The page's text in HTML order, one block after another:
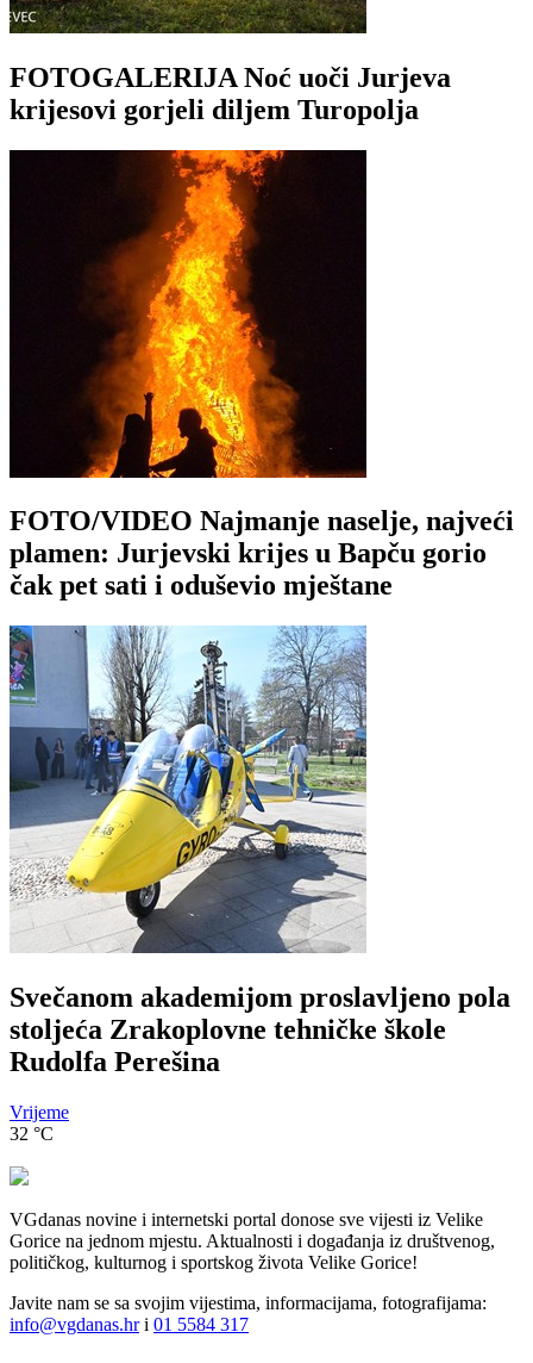
FOTOGALERIJA Noć uoči Jurjeva
krijesovi gorjeli diljem Turopolja
FOTO/VIDEO Najmanje naselje, najveći
plamen: Jurjevski krijes u Bapču gorio
čak pet sati i oduševio mještane
Svečanom akademijom proslavljeno pola
stoljeća Zrakoplovne tehničke škole
Rudolfa Perešina
Vrijeme
32 °C
VGdanas novine i internetski portal donose sve vijesti iz Velike
Gorice na jednom mjestu. Aktualnosti i događanja iz društvenog,
političkog, kulturnog i sportskog života Velike Gorice!
Javite nam se sa svojim vijestima, informacijama, fotografijama:
info@vgdanas.hri 01 5584 317